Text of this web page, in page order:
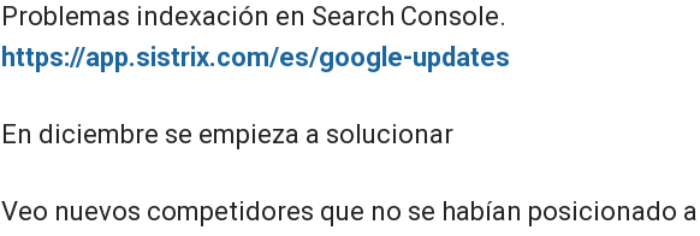
Problemas indexación en Search Console.
https://app.sistrix.com/es/google-updates
En diciembre se empieza a solucionar
Veo nuevos competidores que no se habían posicionado